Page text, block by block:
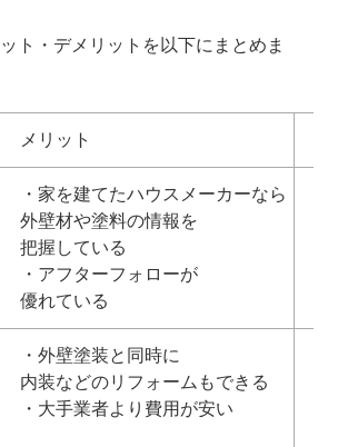
ト・デメリットを以下にまとめま
メリット
・家を建てたハウスメーカーなら
外壁材や塗料の情報を
把握している
・アフターフォローが
優れている
・外壁塗装と同時に
内装などのリフォームもできる
・大手業者より費用が安い